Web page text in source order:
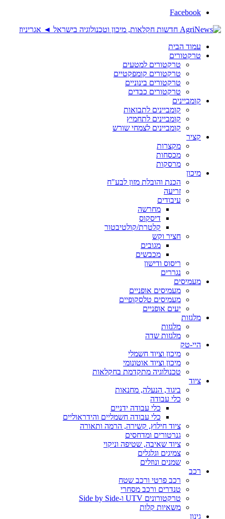
Facebook
עמוד הבית
טרקטורים
טרקטורים למטעים
טרקטורים קומפקטיים
טרקטורים בינוניים
טרקטורים כבדים
קומביינים
קומביינים לתבואות
קומביינים לתחמיץ
קומביינים לצמחי שורש
קציר
מקצרות
מכסחות
מרסקות
מיכון
הכנת והובלת מזון לבע"ח
זריעה
עיבודים
מחרשה
דיסקוס
קלטרת/קולטיבטור
חציר וקש
מגובים
מכבשים
ריסוס ודישון
נגררים
מעמיסים
מעמיסים אופניים
מעמיסים טלסקופיים
יעים אופניים
מלגזות
מלגזות
מלגזות שדה
היי-טק
מיכון וציוד חשמלי
מיכון וציוד אוטונומי
טכנולוגיה מתקדמת בחקלאות
ציוד
ביגוד, הנעלה, מחנאות
כלי עבודה
כלי עבודה ידניים
כלי עבודה חשמליים והידראוליים
ציוד חילוץ, קשירה, הרמה ותאורה
גנרטורים ומדחסים
ציוד שאיבה, שטיפה וניקוי
צמיגים וגלגלים
שמנים ונוזלים
רכב
רכב פרטי ורכב שטח
טנדרים ורכב מסחרי
טרקטורונים UTV ו-Side by Side
משאיות קלות
גינון